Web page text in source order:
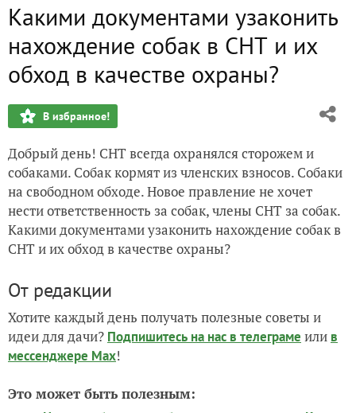
Какими документами узаконить
нахождение собак в СНТ и их
обход в качестве охраны?
В избранное!
Добрый день! СНТ всегда охранялся сторожем и
собаками. Собак кормят из членских взносов. Собаки
на свободном обходе. Новое правление не хочет
нести ответственность за собак, члены СНТ за собак.
Какими документами узаконить нахождение собак в
СНТ и их обход в качестве охраны?
От редакции
Хотите каждый день получать полезные советы и
идеи для дачи? Подпишитесь на нас в телеграме или в
мессенджере Max!
Это может быть полезным: